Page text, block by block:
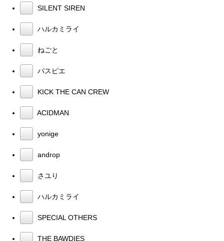
SILENT SIREN
ハルカミライ
ねごと
パスピエ
KICK THE CAN CREW
ACIDMAN
yonige
androp
さユり
ハルカミライ
SPECIAL OTHERS
THE BAWDIES